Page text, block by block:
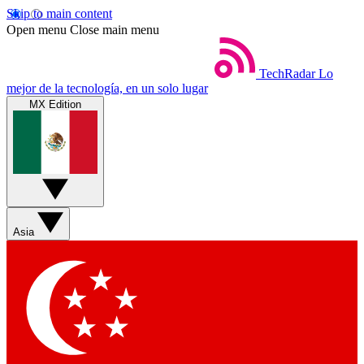
Skip to main content
Open menu Close main menu
TechRadar Lo
mejor de la tecnología, en un solo lugar
MX Edition
Asia